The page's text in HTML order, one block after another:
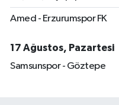
Amed - Erzurumspor FK
17 Ağustos, Pazartesi
Samsunspor - Göztepe